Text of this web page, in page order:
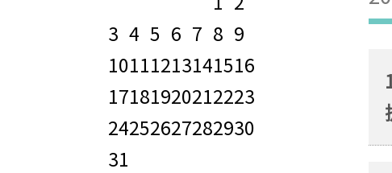
3 4 5 6 7 8 9
10111213141516
17181920212223
24252627282930
31